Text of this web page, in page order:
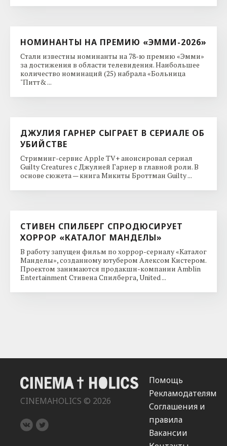
НОМИНАНТЫ НА ПРЕМИЮ «ЭММИ-2026»
Стали известны номинанты на 78-ю премию «Эмми»
за достижения в области телевидения. Наибольшее
количество номинаций (25) набрала «Больница
"Питт& ...
ДЖУЛИЯ ГАРНЕР СЫГРАЕТ В СЕРИАЛЕ ОБ
УБИЙСТВЕ
Стриминг-сервис Apple TV+ анонсировал сериал
Guilty Creatures с Джулией Гарнер в главной роли. В
основе сюжета — книга Микиты Броттман Guilty ...
СТИВЕН СПИЛБЕРГ СПРОДЮСИРУЕТ
ХОРРОР «КАТАЛОГ МАНДЕЛЫ»
В работу запущен фильм по хоррор-сериалу «Каталог
Манделы», созданному ютубером Алексом Кистером.
Проектом занимаются продакшн-компании Amblin
Entertainment Стивена Спилберга, United ...
CINEMAHOLICS © 2026
Помощь
Рекламодателям
Соглашения и
правила
Вакансии